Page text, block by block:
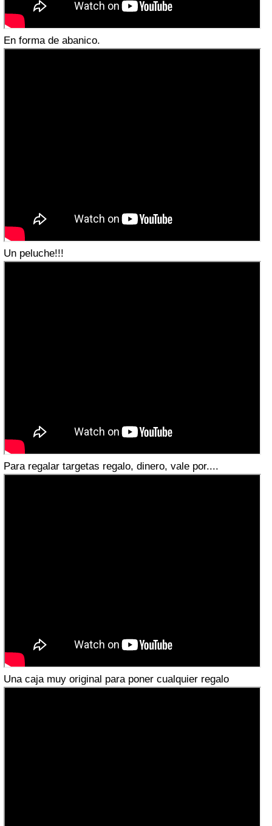
En forma de abanico.
Un peluche!!!
Para regalar targetas regalo, dinero, vale por....
Una caja muy original para poner cualquier regalo